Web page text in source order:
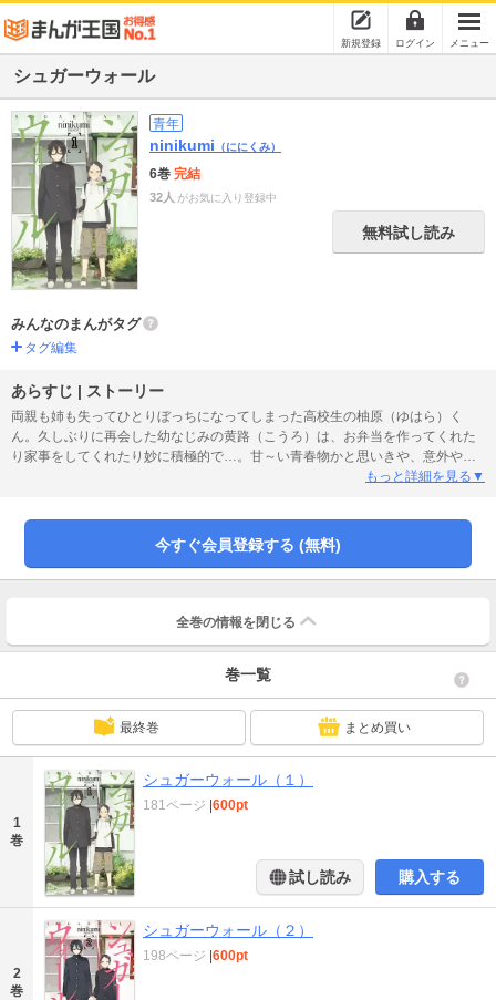
新規登録 ログイン メニュー
シュガーウォール
青年
ninikumi （ににくみ）
6巻 完結
32人 がお気に入り登録中
無料試し読み
みんなのまんがタグ
タグ編集
あらすじ | ストーリー
両親も姉も失ってひとりぼっちになってしまった高校生の柚原（ゆはら）く
ん。久しぶりに再会した幼なじみの黄路（こうろ）は、お弁当を作ってくれた
り家事をしてくれたり妙に積極的で…。甘～い青春物かと思いきや、意外や危
もっと詳細を見る▼
今すぐ会員登録する (無料)
全巻の情報を 閉じる
巻一覧
最終巻 まとめ買い
1
巻
シュガーウォール（１）
181ページ 600pt
試し読み 購入する
2
巻
シュガーウォール（２）
198ページ 600pt